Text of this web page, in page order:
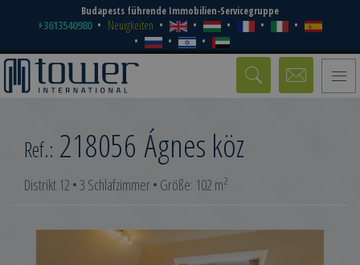
Budapests führende Immobilien-Servicegruppe
+3613540980 Neuigkeiten
Toggle
Ágnes köz
Ref.: 218056
Distrikt 12 • 3 Schlafzimmer • Größe: 102 m2